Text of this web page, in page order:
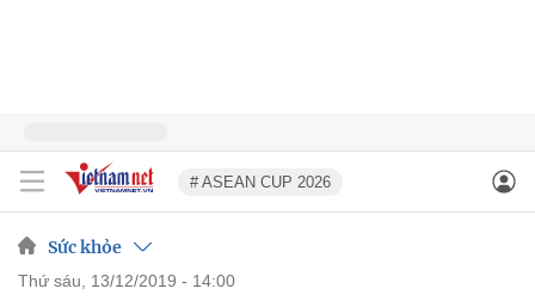
# ASEAN CUP 2026
Sức khỏe
thứ sáu, 13/12/2019 - 14:00